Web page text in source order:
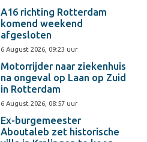
A16 richting Rotterdam
komend weekend
afgesloten
6 August 2026, 09:23 uur
Motorrijder naar ziekenhuis
na ongeval op Laan op Zuid
in Rotterdam
6 August 2026, 08:57 uur
Ex-burgemeester
Aboutaleb zet historische